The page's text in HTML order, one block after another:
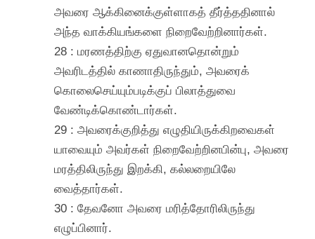
அவரை ஆக்கினைக்குள்ளாகத் தீர்த்ததினால்
அந்த வாக்கியங்களை நிறைவேற்றினார்கள்.
28 : மரணத்திற்கு ஏதுவானதொன்றும்
அவரிடத்தில் காணாதிருந்தும், அவரைக்
கொலைசெய்யும்படிக்குப் பிலாத்துவை
வேண்டிக்கொண்டார்கள்.
29 : அவரைக்குறித்து எழுதியிருக்கிறவைகள்
யாவையும் அவர்கள் நிறைவேற்றினபின்பு, அவரை
மரத்திலிருந்து இறக்கி, கல்லறையிலே
வைத்தார்கள்.
30 : தேவனோ அவரை மரித்தோரிலிருந்து
எழுப்பினார்.